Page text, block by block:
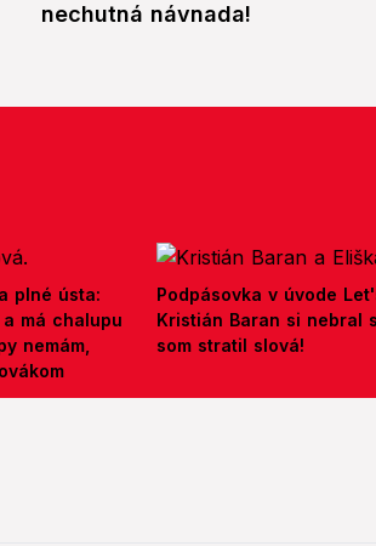
nechutná návnada!
plné ústa:
má chalupu
nemám,
Podpásovka v úvode
Kristián Baran si nebral
som stratil slová!